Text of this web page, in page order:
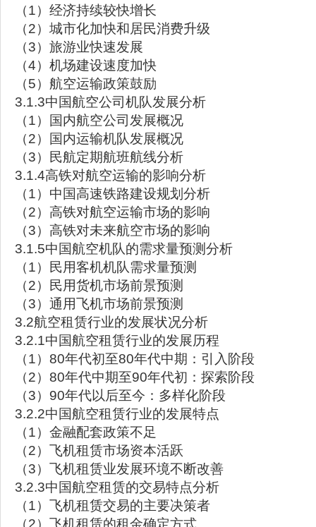
（1）经济持续较快增长
（2）城市化加快和居民消费升级
（3）旅游业快速发展
（4）机场建设速度加快
（5）航空运输政策鼓励
3.1.3中国航空公司机队发展分析
（1）国内航空公司发展概况
（2）国内运输机队发展概况
（3）民航定期航班航线分析
3.1.4高铁对航空运输的影响分析
（1）中国高速铁路建设规划分析
（2）高铁对航空运输市场的影响
（3）高铁对未来航空市场的影响
3.1.5中国航空机队的需求量预测分析
（1）民用客机机队需求量预测
（2）民用货机市场前景预测
（3）通用飞机市场前景预测
3.2航空租赁行业的发展状况分析
3.2.1中国航空租赁行业的发展历程
（1）80年代初至80年代中期：引入阶段
（2）80年代中期至90年代初：探索阶段
（3）90年代以后至今：多样化阶段
3.2.2中国航空租赁行业的发展特点
（1）金融配套政策不足
（2）飞机租赁市场资本活跃
（3）飞机租赁业发展环境不断改善
3.2.3中国航空租赁的交易特点分析
（1）飞机租赁交易的主要决策者
（2）飞机租赁的租金确定方式